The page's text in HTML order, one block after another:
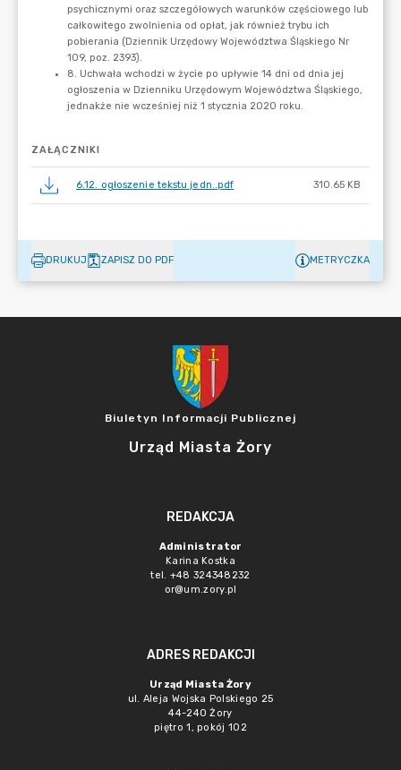
ZAŁĄCZNIKI
6.12. ogłoszenie tekstu jedn..pdf 310.65 KB
DRUKUJ ZAPISZ DO PDF METRYCZKA
Biuletyn Informacji Publicznej
Urząd Miasta Żory
REDAKCJA
Administrator
Karina Kostka
tel. +48 324348232
or@um.zory.pl
ADRES REDAKCJI
Urząd Miasta Żory
ul. Aleja Wojska Polskiego 25
44-240 Żory
piętro 1, pokój 102